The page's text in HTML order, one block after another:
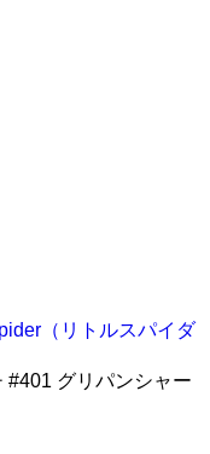
（リトルスパイダ
#401 グリパンシャー